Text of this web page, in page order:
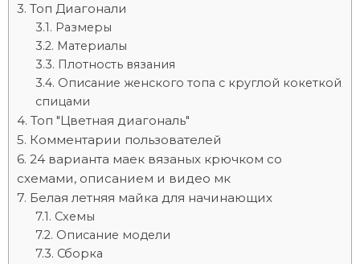
Топ Диагонали
Размеры
Материалы
Плотность вязания
Описание женского топа с круглой кокеткой
спицами
Топ "Цветная диагональ"
Комментарии пользователей
24 варианта маек вязаных крючком со
схемами, описанием и видео мк
Белая летняя майка для начинающих
Схемы
Описание модели
Сборка